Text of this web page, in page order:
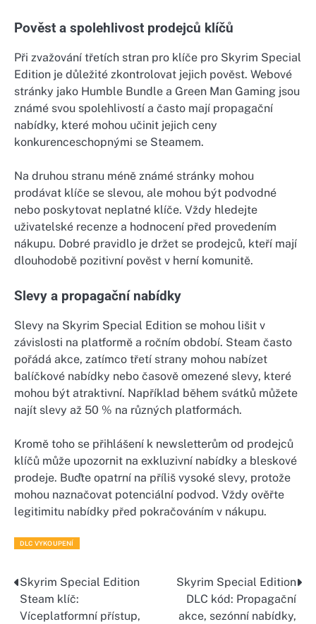
Pověst a spolehlivost prodejců klíčů
Při zvažování třetích stran pro klíče pro Skyrim Special
Edition je důležité zkontrolovat jejich pověst. Webové
stránky jako Humble Bundle a Green Man Gaming jsou
známé svou spolehlivostí a často mají propagační
nabídky, které mohou učinit jejich ceny
konkurenceschopnými se Steamem.
Na druhou stranu méně známé stránky mohou
prodávat klíče se slevou, ale mohou být podvodné
nebo poskytovat neplatné klíče. Vždy hledejte
uživatelské recenze a hodnocení před provedením
nákupu. Dobré pravidlo je držet se prodejců, kteří mají
dlouhodobě pozitivní pověst v herní komunitě.
Slevy a propagační nabídky
Slevy na Skyrim Special Edition se mohou lišit v
závislosti na platformě a ročním období. Steam často
pořádá akce, zatímco třetí strany mohou nabízet
balíčkové nabídky nebo časově omezené slevy, které
mohou být atraktivní. Například během svátků můžete
najít slevy až 50 % na různých platformách.
Kromě toho se přihlášení k newsletterům od prodejců
klíčů může upozornit na exkluzivní nabídky a bleskové
prodeje. Buďte opatrní na příliš vysoké slevy, protože
mohou naznačovat potenciální podvod. Vždy ověřte
legitimitu nabídky před pokračováním v nákupu.
DLC VYKOUPENÍ
Post
navigation
Skyrim Special Edition
Steam klíč:
Víceplatformní přístup,
Skyrim Special Edition
DLC kód: Propagační
akce, sezónní nabídky,